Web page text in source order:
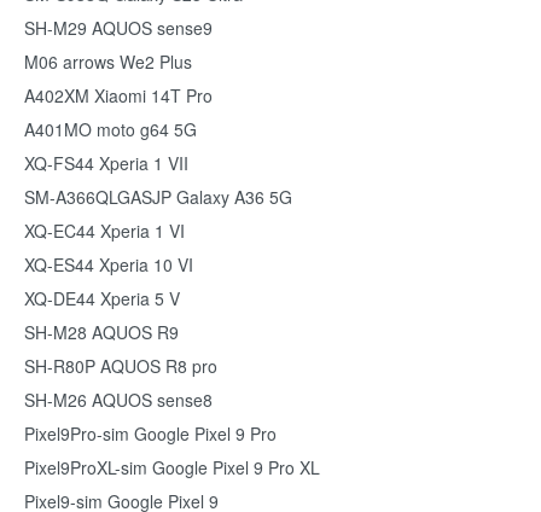
SH-M29 AQUOS sense9
M06 arrows We2 Plus
A402XM Xiaomi 14T Pro
A401MO moto g64 5G
XQ-FS44 Xperia 1 VII
SM-A366QLGASJP Galaxy A36 5G
XQ-EC44 Xperia 1 VI
XQ-ES44 Xperia 10 VI
XQ-DE44 Xperia 5 V
SH-M28 AQUOS R9
SH-R80P AQUOS R8 pro
SH-M26 AQUOS sense8
Pixel9Pro-sim Google Pixel 9 Pro
Pixel9ProXL-sim Google Pixel 9 Pro XL
Pixel9-sim Google Pixel 9